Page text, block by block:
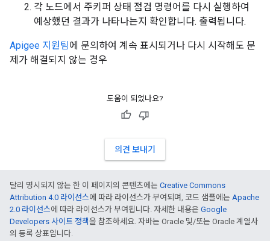
각 노드에서 주키퍼 상태 점검 명령어를 다시 실행하여
예상했던 결과가 나타나는지 확인합니다. 출력됩니다.
Apigee 지원팀에 문의하여 계속 표시되거나 다시 시작해도 문
제가 해결되지 않는 경우
도움이 되었나요?
의견 보내기
달리 명시되지 않는 한 이 페이지의 콘텐츠에는 Creative Commons
Attribution 4.0 라이선스에 따라 라이선스가 부여되며, 코드 샘플에는 Apache
2.0 라이선스에 따라 라이선스가 부여됩니다. 자세한 내용은 Google
Developers 사이트 정책을 참조하세요. 자바는 Oracle 및/또는 Oracle 계열사
의 등록 상표입니다.